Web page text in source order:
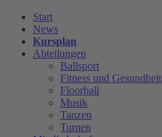
Start
News
Kursplan
Abteilungen
Ballsport
Fitness und Gesundheit
Floorball
Musik
Tanzen
Turnen